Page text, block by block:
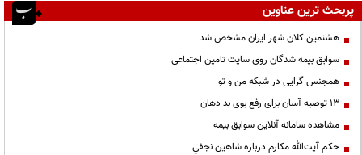
پربحث ترین عناوین
هشتمین کلان شهر ایران مشخص شد
سوابق بیمه شدگان روی سایت تامین اجتماعی
همجنس گرایی در شبکه من و تو
13 توصیه آسان برای رفع بوی بد دهان
مشاهده سامانه آنلاين سوابق بیمه
حكم آيت‌الله مكارم درباره شاهين نجفي